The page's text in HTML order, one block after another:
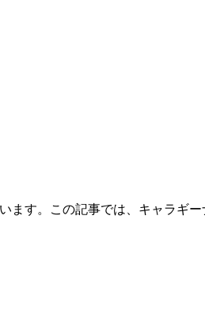
ます。この記事では、キャラギ